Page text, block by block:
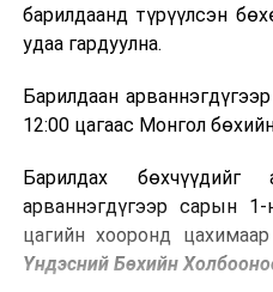
барилдаанд түрүүлсэн
удаа гардуулна.
Барилдаан
12:00 цагаас Монгол
Барилдах
арваннэгдүгээр сарын
цагийн хооронд
Үндэсний Бөхийн